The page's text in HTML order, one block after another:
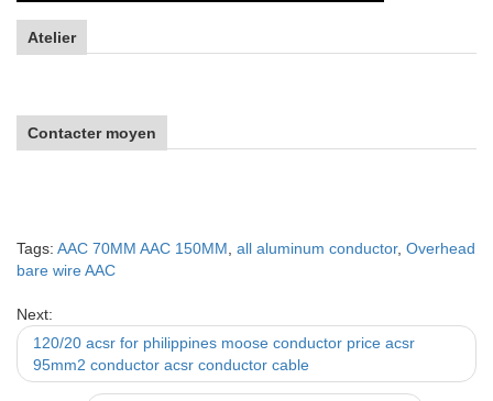
Atelier
Contacter moyen
Tags: AAC 70MM AAC 150MM all aluminum conductor, Overhead
bare wire AAC
Next:
120/20 acsr for philippines moose conductor price acsr
95mm2 conductor acsr conductor cable